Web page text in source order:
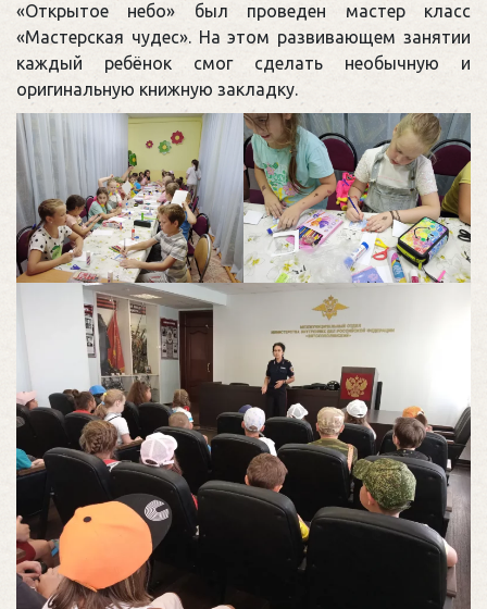
«Открытое небо» был проведен мастер класс
«Мастерская чудес». На этом развивающем занятии
каждый ребёнок смог сделать необычную и
оригинальную книжную закладку.